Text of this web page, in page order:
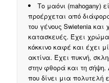
Το μαόνι (mahogany)
προέρχεται από
του γένους Swietenia και
κατασκευές. Έχει
κόκκινο καφέ και έχει
ακτίνα. Έχει πυκνή,
στην φθορά και τη
που δίνει μια